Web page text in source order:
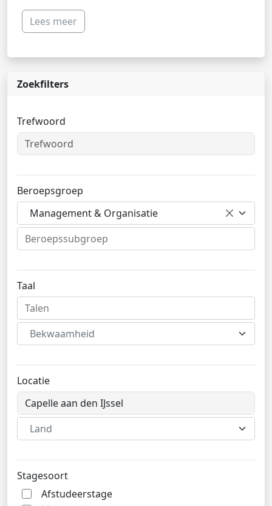
Lees meer
Zoekfilters
Trefwoord
Beroepsgroep
Management & Organisatie
Taal
Bekwaamheid
Locatie
Land
Stagesoort
Afstudeerstage